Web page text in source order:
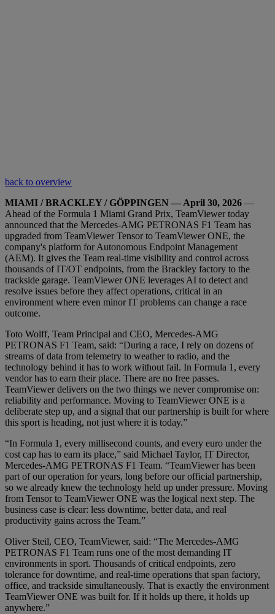
back to overview
MIAMI / BRACKLEY / GÖPPINGEN — April 30, 2026 —
Ahead of the Formula 1 Miami Grand Prix, TeamViewer today
announced that the Mercedes-AMG PETRONAS F1 Team has
upgraded from TeamViewer Tensor to TeamViewer ONE, the
company's platform for Autonomous Endpoint Management
(AEM). It gives the Team real-time visibility and control across
thousands of IT/OT endpoints, from the Brackley factory to the
trackside garage. TeamViewer ONE leverages AI to detect and
resolve issues before they affect operations, critical in an
environment where even minor IT problems can change a race
outcome.
Toto Wolff, Team Principal and CEO, Mercedes-AMG
PETRONAS F1 Team, said: “During a race, I rely on dozens of
streams of data from telemetry to weather to radio, and the
technology behind it has to work without fail. In Formula 1, every
vendor has to earn their place. There are no free passes.
TeamViewer delivers on the two things we never compromise on:
reliability and performance. Moving to TeamViewer ONE is a
deliberate step up, and a signal that our partnership is built for where
this sport is heading, not just where it is today.”
“In Formula 1, every millisecond counts, and every euro under the
cost cap has to earn its place,” said Michael Taylor, IT Director,
Mercedes-AMG PETRONAS F1 Team. “TeamViewer has been
part of our operation for years, long before our official partnership,
so we already knew the technology held up under pressure. Moving
from Tensor to TeamViewer ONE was the logical next step. The
business case is clear: less downtime, better data, and real
productivity gains across the Team.”
Oliver Steil, CEO, TeamViewer, said: “The Mercedes-AMG
PETRONAS F1 Team runs one of the most demanding IT
environments in sport. Thousands of critical endpoints, zero
tolerance for downtime, and real-time operations that span factory,
office, and trackside simultaneously. That is exactly the environment
TeamViewer ONE was built for. If it holds up there, it holds up
anywhere.”